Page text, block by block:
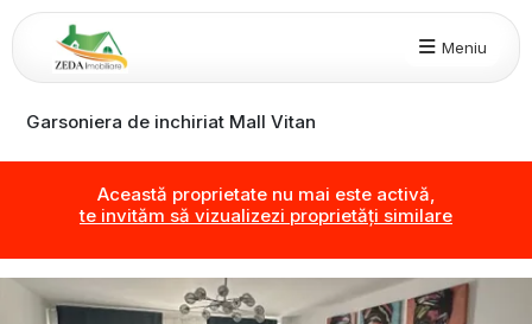
Meniu
Garsoniera de inchiriat Mall Vitan
Această proprietate nu mai este activă,
te invităm să vizualizezi proprietăți similare